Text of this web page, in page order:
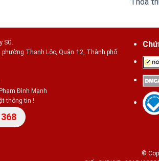
SG.
Thạnh Lộc, Quận 12, Thành phố
Đình Mạnh
thông tin !
©